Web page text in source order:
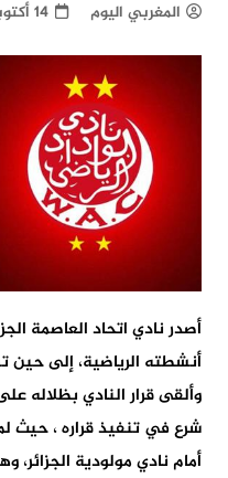
المغربي اليوم 14 أكتوبر، 2019
أصدر نادي اتحاد العاصمة
أنشطته الرياضية، إلى حين
وألقى قرار النادي بظلاله
شرع في تنفيذ قراره ، حيث
أمام نادي مولودية